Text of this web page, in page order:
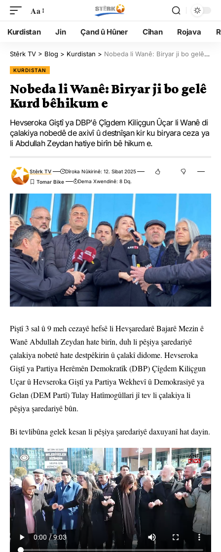
Aa
Kurdistan Jin Çand û Hûner Cîhan Rojava
Stêrk TV > Blog > Kurdistan > Nobeda li Wanê: Biryar ji bo gelê Kurd bêhikum e
KURDISTAN
Nobeda li Wanê: Biryar ji bo gelê
Kurd bêhikum e
Hevseroka Giştî ya DBP'ê Çîgdem Kiliçgun Ûçar li Wanê di
çalakiya nobedê de axivî û destnîşan kir ku biryara ceza ya
li Abdullah Zeydan hatiye birîn bê hikum e.
Stêrk TV
Dîroka Nûkirinê: 12. Sibat 2025
Dema Xwendinê: 8 Dq.
Piştî 3 sal û 9 meh cezayê hefsê li Hevşaredarê Bajarê Mezin ê
Wanê Abdullah Zeydan hate birîn, duh li pêşiya şaredariyê
çalakiya nobetê hate destpêkirin û çalakî didome. Hevseroka
Giştî ya Partiya Herêmên Demokratîk (DBP) Çîgdem Kiliçgun
Uçar û Hevseroka Giştî ya Partiya Wekhevî û Demokrasiyê ya
Gelan (DEM Partî) Tulay Hatîmogûllari jî tev li çalakiya li
pêşiya şaredariyê bûn.
Bi tevlibûna gelek kesan li pêşiya şaredariyê daxuyanî hat dayin.